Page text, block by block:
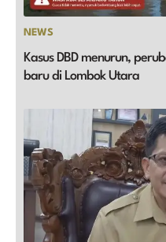
NEWS
Kasus DBD menurun,
baru di Lombok Utara